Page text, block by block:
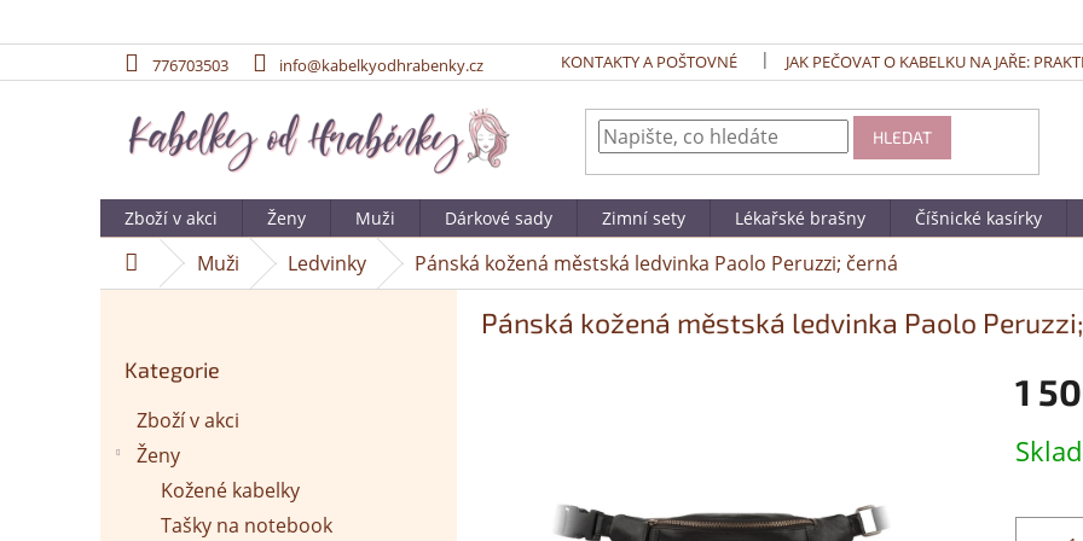
776703503 info@kabelkyodhrabenky.cz KONTAKTY A POŠTOVNÉ JAK PEČOVAT O KABELKU NA JAŘE:
HLEDAT
Zboží v akci Ženy Muži Dárkové sady Zimní sety Lékařské brašny Číšnické kasírky
DomůMuži Ledvinky Pánská kožená městská ledvinka Paolo Peruzzi; černá
kategorie
Kategorie
Zboží v akci
Ženy
Kožené kabelky
Tašky na notebook
Pánská kožená městská ledvinka Paolo
1
cena: